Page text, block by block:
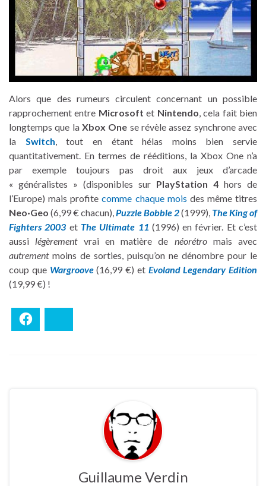
Alors que des rumeurs circulent concernant un possible
rapprochement entre Microsoft et Nintendo, cela fait bien
longtemps que la Xbox One se révèle assez synchrone avec
la Switch, tout en étant hélas moins bien servie
quantitativement. En termes de rééditions, la Xbox One n’a
par exemple toujours pas droit aux jeux d’arcade
« généralistes » (disponibles sur PlayStation 4 hors de
l’Europe) mais profitecomme chaque mois des même titres
Neo·Geo (6,99 € chacun),Puzzle Bobble 2(1999), The King of
Fighters 2003 et The Ultimate 11 (1996) en février. Et c’est
aussi légèrementvrai en matière de néorétromais avec
autrementmoins de sorties, puisqu’on ne dénombre pour le
coup que Wargroove(16,99 €) et Evoland Legendary Edition
(19,99 €) !
Guillaume Verdin